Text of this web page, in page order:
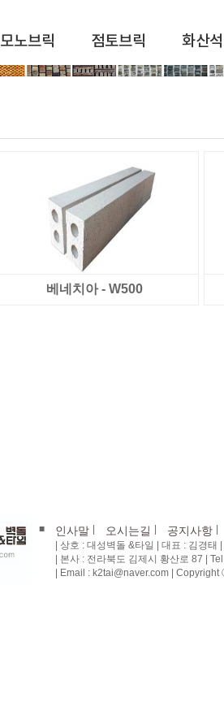
모노브릭 점토브릭 화산석
베네치아 - W500
■ 인사말 오시는길 공지사항
| 상호 : 대성벽돌 &타일 | 대표 : 김경
| 본사 : 전라북도 김제시 황산로 87 |
| Email : k2tai@naver.com |